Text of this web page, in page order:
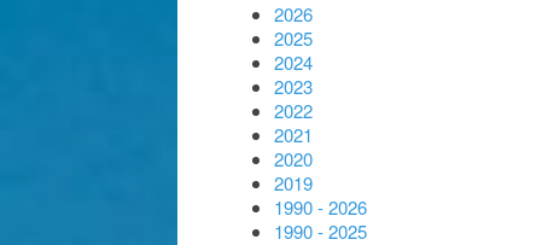
2026
2025
2024
2023
2022
2021
2020
2019
1990 - 2026
1990 - 2025